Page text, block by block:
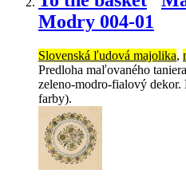
Modry 004-01
Slovenská ľudová majolika,
Predloha maľovaného
zeleno-modro-fialový
farby).